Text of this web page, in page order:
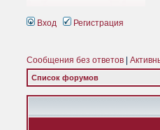
Вход Регистрация
Сообщения без ответов
Список форумов